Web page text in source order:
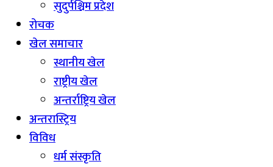
सुदुर्पश्चिम प्रदेश
रोचक
खेल समाचार
स्थानीय खेल
राष्ट्रीय खेल
अन्तर्राष्ट्रिय खेल
अन्तरास्ट्रिय
विविध
धर्म संस्कृति